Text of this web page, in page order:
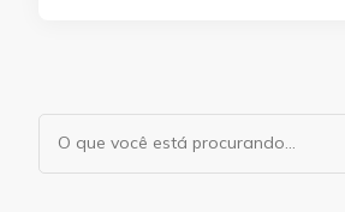
Procurando
algo?